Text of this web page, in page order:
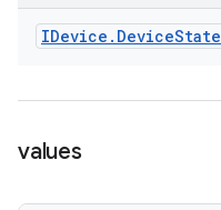
IDevice . DeviceState
values